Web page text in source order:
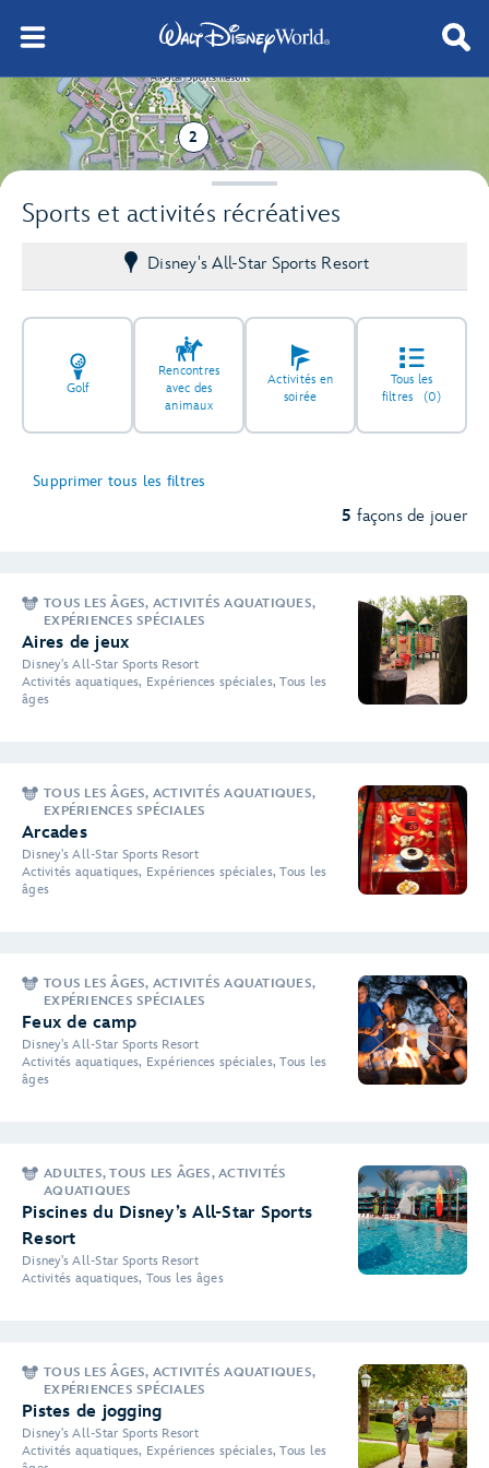
Sports et activités récréatives
Disney's All-Star Sports Resort
Golf
Rencontres
avec des
animaux
Activités en
soirée
Tous les
filtres (0)
Supprimer tous les filtres
5façons de jouer
TOUS LES ÂGES, ACTIVITÉS AQUATIQUES,
EXPÉRIENCES SPÉCIALES
Aires de jeux
Disney's All-Star Sports Resort
Activités aquatiques, Expériences spéciales, Tous les
âges
TOUS LES ÂGES, ACTIVITÉS AQUATIQUES,
EXPÉRIENCES SPÉCIALES
Arcades
Disney's All-Star Sports Resort
Activités aquatiques, Expériences spéciales, Tous les
âges
TOUS LES ÂGES, ACTIVITÉS AQUATIQUES,
EXPÉRIENCES SPÉCIALES
Feux de camp
Disney's All-Star Sports Resort
Activités aquatiques, Expériences spéciales, Tous les
âges
ADULTES, TOUS LES ÂGES, ACTIVITÉS
AQUATIQUES
Piscines du Disney’s All-Star Sports
Resort
Disney's All-Star Sports Resort
Activités aquatiques, Tous les âges
TOUS LES ÂGES, ACTIVITÉS AQUATIQUES,
EXPÉRIENCES SPÉCIALES
Pistes de jogging
Disney's All-Star Sports Resort
Activités aquatiques, Expériences spéciales, Tous les
2